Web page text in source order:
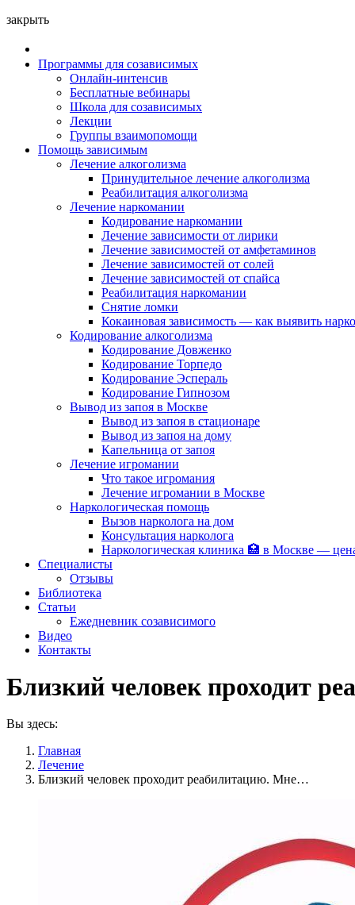
закрыть
Программы для созависимых
Онлайн-интенсив
Бесплатные вебинары
Школа для созависимых
Лекции
Группы взаимопомощи
Помощь зависимым
Лечение алкоголизма
Принудительное лечение алкоголизма
Реабилитация алкоголизма
Лечение наркомании
Кодирование наркомании
Лечение зависимости от лирики
Лечение зависимостей от амфетаминов
Лечение зависимостей от солей
Лечение зависимостей от спайса
Реабилитация наркомании
Снятие ломки
Кокаиновая зависимость — как выявить
Кодирование алкоголизма
Кодирование Довженко
Кодирование Торпедо
Кодирование Эспераль
Кодирование Гипнозом
Вывод из запоя в Москве
Вывод из запоя в стационаре
Вывод из запоя на дому
Капельница от запоя
Лечение игромании
Что такое игромания
Лечение игромании в Москве
Наркологическая помощь
Вызов нарколога на дом
Консультация нарколога
Наркологическая клиника 🏥 в Москве —
Специалисты
Отзывы
Библиотека
Статьи
Ежедневник созависимого
Видео
Контакты
Близкий человек проходит
Вы здесь:
Главная
Лечение
Близкий человек проходит реабилитацию. Мне…